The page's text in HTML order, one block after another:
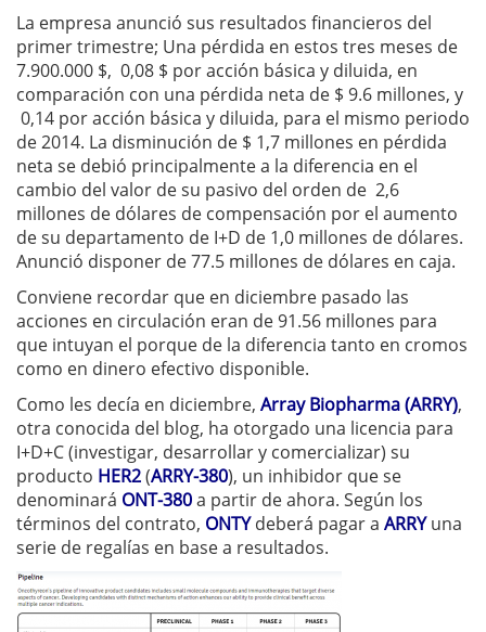
La empresa anunció sus resultados financieros del
primer trimestre; Una pérdida en estos tres meses de
7.900.000 $, 0,08 $ por acción básica y diluida, en
comparación con una pérdida neta de $ 9.6 millones, y
0,14 por acción básica y diluida, para el mismo periodo
de 2014. La disminución de $ 1,7 millones en pérdida
neta se debió principalmente a la diferencia en el
cambio del valor de su pasivo del orden de 2,6
millones de dólares de compensación por el aumento
de su departamento de I+D de 1,0 millones de dólares.
Anunció disponer de 77.5 millones de dólares en caja.
Conviene recordar que en diciembre pasado las
acciones en circulación eran de 91.56 millones para
que intuyan el porque de la diferencia tanto en cromos
como en dinero efectivo disponible.
Como les decía en diciembre, Array Biopharma (ARRY),
otra conocida del blog, ha otorgado una licencia para
I+D+C (investigar, desarrollar y comercializar) su
producto HER2(ARRY-380), un inhibidor que se
denominará ONT-380a partir de ahora. Según los
términos del contrato, ONTYdeberá pagar a ARRYuna
serie de regalías en base a resultados.